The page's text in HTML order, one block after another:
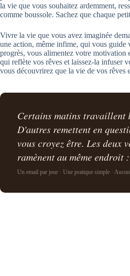
la vie que vous souhaitez ardemment,
comme boussole. Sachez que chaque
Vivre la vie que vous avez imaginée
une action, même infime, qui vous guide
progrès, vous alimentez votre
qui reflète vos rêves et laissez-la infuser
vous découvrirez que la vie de vos rêves
Certains matins travaillent
D'autres remettent en
vous croyez être. Les deux
ramènent au même endroit
Un email par jour · Une pratique simple ·